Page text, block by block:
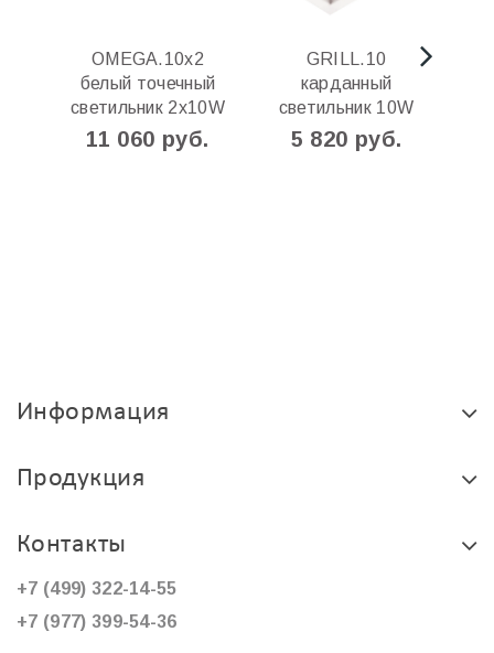
OMEGA.10х2
белый точечный
светильник 2x10W
11 060 руб.
GRILL.10
карданный
светильник 10W
5 820 руб.
Информация
Продукция
Контакты
+7 (499) 322-14-55
+7 (977) 399-54-36